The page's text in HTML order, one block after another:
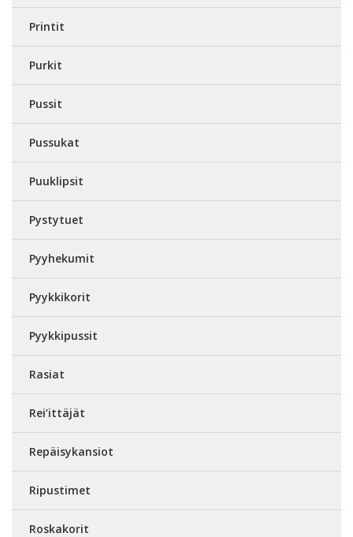
Printit
Purkit
Pussit
Pussukat
Puuklipsit
Pystytuet
Pyyhekumit
Pyykkikorit
Pyykkipussit
Rasiat
Rei’ittäjät
Repäisykansiot
Ripustimet
Roskakorit